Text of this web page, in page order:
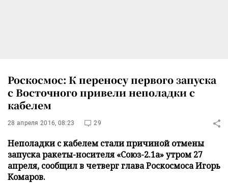
Роскосмос: К переносу первого запуска
с Восточного привели неполадки с
кабелем
28 апреля 2016, 08:23 29
Неполадки с кабелем стали причиной отмены
запуска ракеты-носителя «Союз-2.1а» утром 27
апреля, сообщил в четверг глава Роскосмоса Игорь
Комаров.